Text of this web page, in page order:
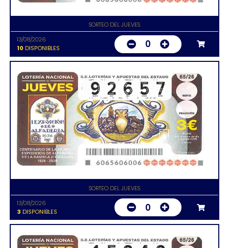
SORTEO DEL JUEVES
13/08/2026
10 DISPONIBLES 0
SORTEO DEL JUEVES
13/08/2026
3 DISPONIBLES 0